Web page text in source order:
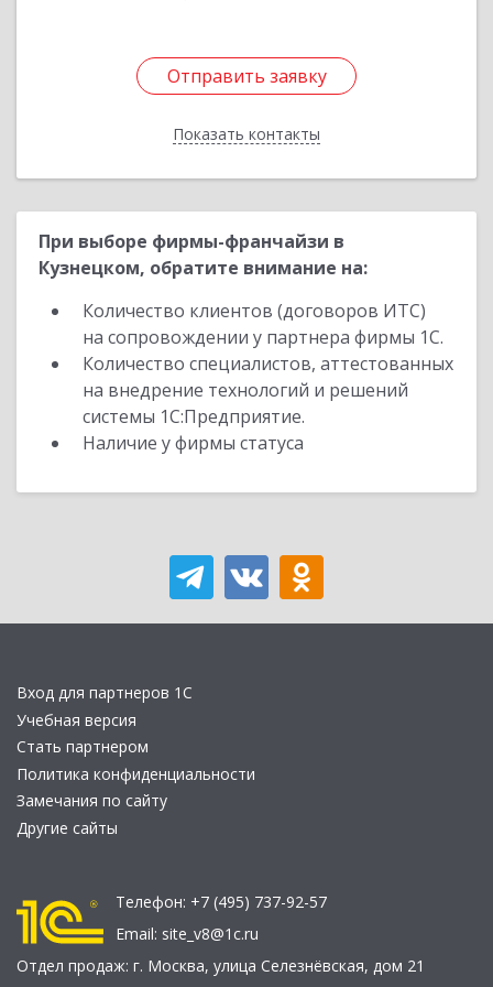
Отправить заявку
Показать контакты
Отправить заявку
Назад
При выборе фирмы-франчайзи в
Кузнецком, обратите внимание на:
Количество клиентов (договоров ИТС)
на сопровождении у партнера фирмы 1С.
Количество специалистов, аттестованных
на внедрение технологий и решений
системы 1С:Предприятие.
Наличие у фирмы статуса
Вход для партнеров 1С
Учебная версия
Стать партнером
Политика конфиденциальности
Замечания по сайту
Другие сайты
Телефон: +7 (495) 737-92-57
Email: site_v8@1c.ru
Отдел продаж: г. Москва, улица Селезнёвская, дом 21